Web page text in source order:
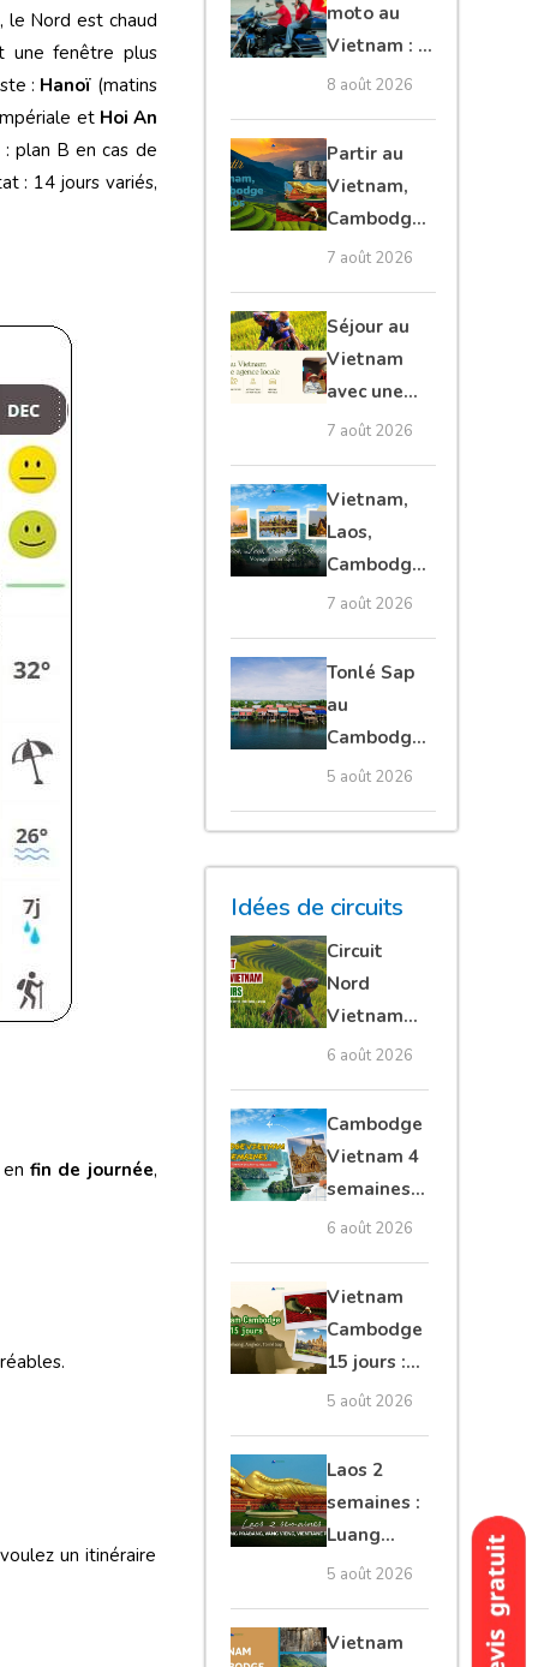
le Nord est chaud
une fenêtre plus
: Hanoï (matins
et Hoi An
plan B en cas de
: 14 jours variés,
enfin de journée,
un itinéraire
moto au
Vietnam : le
guide
les
voyageurs
8 août 2026
Partir au
Vietnam,
Cambodge
et Laos :
authentique
7 août 2026
Séjour au
Vietnam
avec une
agence
guide
complet
7 août 2026
Vietnam,
Laos,
Cambodge,
Thaïlande :
authentique
7 août 2026
Tonlé Sap
au
Cambodge :
villages
meilleure
saison et
conseils
pour bien le
visiter
5 août 2026
Idées de circuits
Circuit
Nord
Vietnam
15 jours :
loop en
moto, Ninh
Binh, Lan
6 août 2026
Cambodge
Vietnam 4
semaines :
Angkor,
secret &
Mékong
6 août 2026
Vietnam
Cambodge
15 jours :
Hanoi,
Angkor,
Tonlé Sap
5 août 2026
Laos 2
semaines :
Luang
Prabang,
Vieng,
5 août 2026
Vietnam